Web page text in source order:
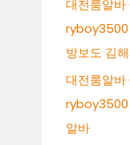
대전룸알바
ryboy3500
방보도 김
대전룸알바
ryboy3500
알바